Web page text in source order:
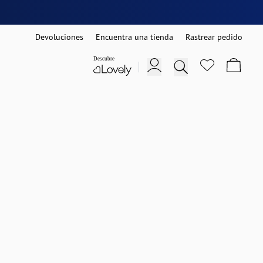
Devoluciones Encuentra una tienda Rastrear pedido